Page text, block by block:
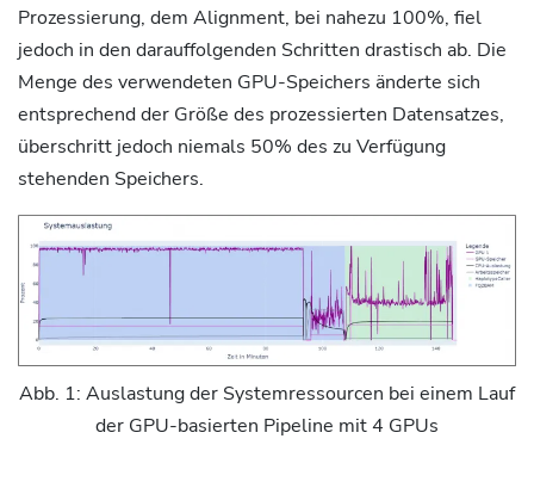
Prozessierung, dem Alignment, bei nahezu 100%, fiel
jedoch in den darauffolgenden Schritten drastisch ab. Die
Menge des verwendeten GPU-Speichers änderte sich
entsprechend der Größe des prozessierten Datensatzes,
überschritt jedoch niemals 50% des zu Verfügung
stehenden Speichers.
Abb. 1: Auslastung der Systemressourcen bei einem Lauf
der GPU-basierten Pipeline mit 4 GPUs